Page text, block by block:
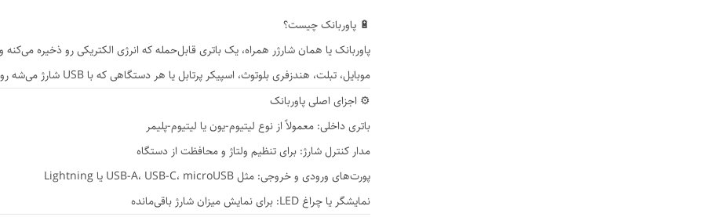
🔋 پاوربانک چیست؟
پاوربانک یا همان شارژر همراه، یک باتری قابل‌حمله که انرژی الکتریکی رو ذخیره
موبایل، تبلت، هندزفری بلوتوث، اسپیکر پرتابل یا هر دستگاهی که با USB شارژ می‌شه رو شارژ کنه.
⚙️ اجزای اصلی پاوربانک
باتری داخلی: معمولاً از نوع لیتیوم-یون یا لیتیوم-پلیمر
مدار کنترل شارژ: برای تنظیم ولتاژ و محافظت از دستگاه
پورت‌های ورودی و خروجی: مثل USB-A، USB-C، microUSB یا Lightning
نمایشگر یا چراغ LED: برای نمایش میزان شارژ باقی‌مانده